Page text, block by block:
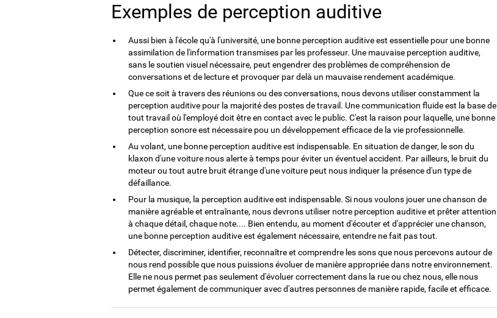
Exemples de perception auditive
Aussi bien à l'école qu'à l'université, une bonne perception auditive est essentielle pour une bonne
assimilation de l'information transmises par les professeur. Une mauvaise perception auditive,
sans le soutien visuel nécessaire, peut engendrer des problèmes de compréhension de
conversations et de lecture et provoquer par delà un mauvaise rendement académique.
Que ce soit à travers des réunions ou des conversations, nous devons utiliser constamment la
perception auditive pour la majorité des postes de travail. Une communication fluide est la base de
tout travail où l'employé doit être en contact avec le public. C'est la raison pour laquelle, une bonne
perception sonore est nécessaire pou un développement efficace de la vie professionnelle.
Au volant, une bonne perception auditive est indispensable. En situation de danger, le son du
klaxon d'une voiture nous alerte à temps pour éviter un éventuel accident. Par ailleurs, le bruit du
moteur ou tout autre bruit étrange d'une voiture peut nous indiquer la présence d'un type de
défaillance.
Pour la musique, la perception auditive est indispensable. Si nous voulons jouer une chanson de
manière agréable et entraînante, nous devrons utiliser notre perception auditive et prêter attention
à chaque détail, chaque note.... Bien entendu, au moment d'écouter et d'apprécier une chanson,
une bonne perception auditive est également nécessaire, entendre ne fait pas tout.
Détecter, discriminer, identifier, reconnaître et comprendre les sons que nous percevons autour de
nous rend possible que nous puissions évoluer de manière appropriée dans notre environnement.
Elle ne nous permet pas seulement d'évoluer correctement dans la rue ou chez nous, elle nous
permet également de communiquer avec d'autres personnes de manière rapide, facile et efficace.